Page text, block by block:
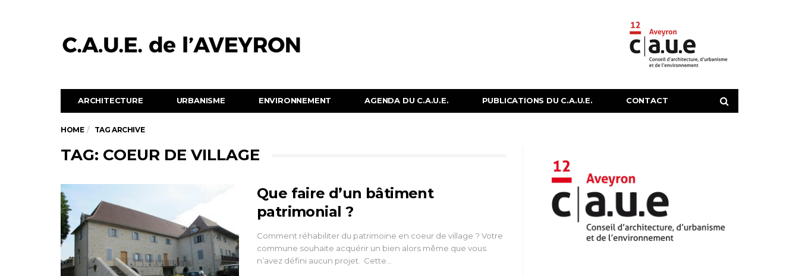
ARCHITECTURE URBANISME ENVIRONNEMENT AGENDA DU C.A.U.E. PUBLICATIONS DU C.A.U.E. CONTACT
HOME TAG ARCHIVE
TAG: COEUR DE VILLAGE
Que faire d’un bâtiment
patrimonial ?
Comment réhabiliter du patrimoine en coeur de village ? Votre
commune souhaite acquérir un bien alors même que vous
n’avez défini aucun projet. Cette…